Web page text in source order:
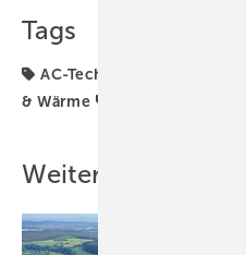
Tags
AC-Technik
& Wärme
Weitere Inhalte